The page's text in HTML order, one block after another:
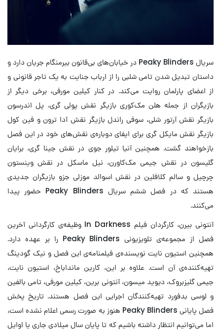
سریال Peaky Blinders در خیابان‌های بی‌قانون بیرمنگام جریان دارد و
داستان تبدیل شدن تامی شلبی را از ارباب جنایت به یک تاجر قانونی و
از اعضای پارلمان روایت می‌کند. در کنار کیلین مورفی، برخی دیگر از
بازیگران از جمله هلن مک‌کوری بازیگر نقش پولی گری، پل اندرسون
بازیگر نقش آرتور شلی، سوفی راندل بازیگر نقش آدا ترون و فین کول
بازیگر نقش مایکل گری برای ایفای دوباره‌ی نقش‌های خود در این فصل
بازخواهند گشت. همچنین آنیا تیلور جوی در نقش جینا گری، برایان
گلیسون در نقش جیمی مک‌کاورن، نیل ماسکل در نقش وینستون
چرچیل و سالم کلافلین در نقش اسوالد موزلی جزو بازیگران جدیدی
هستند که در فصل ششم سریال Peaky Blinders حضور پیدا
می‌کنند.
آنتونی بیرن، کارگردان فیلم In Darkness وظیفه‌ی کارگردانی آخرین
فصل از مجموعه‌ی تلویزیونی Peaky Blinders را بر عهده دارد.
همچنین استیون نایت نویسنده‌ی فیلمنامه‌ی این فصل و نیک گودینگ
تهیه‌کننده‌ی آن است. علاوه بر این، کارین مانداباخ، استیون نایت،
جیمی گلیزبروک، دیوید میسون، آنتونی برین، کیلین مورفی، تامی بالفین
و لوسی بدفورد تهیه‌کنندگان اجرایی این فصل هستند. تاریخ پخش
فصل پایانی Peaky Blinders هنوز به صورت رسمی اعلام نشده است،
اما می‌توانیم انتظار داشته باشیم که تا پایان سال میلادی جاری یا اوایل